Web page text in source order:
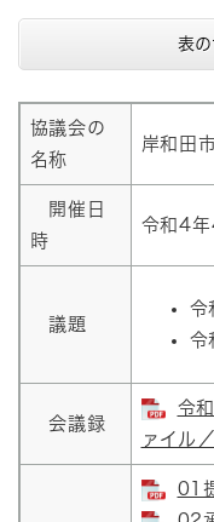
表
協議会の
名称
岸和田
開催日
時
令和4年
議題
令
令
会議録
令
ァイル
01